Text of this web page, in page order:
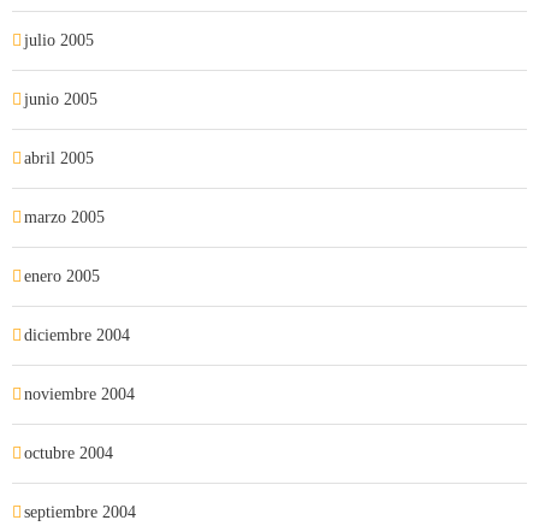
julio 2005
junio 2005
abril 2005
marzo 2005
enero 2005
diciembre 2004
noviembre 2004
octubre 2004
septiembre 2004